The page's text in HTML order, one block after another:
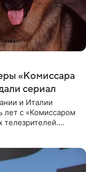
«Комиссара
сериал
и Италии
лет с «Комиссаром
телезрителей.